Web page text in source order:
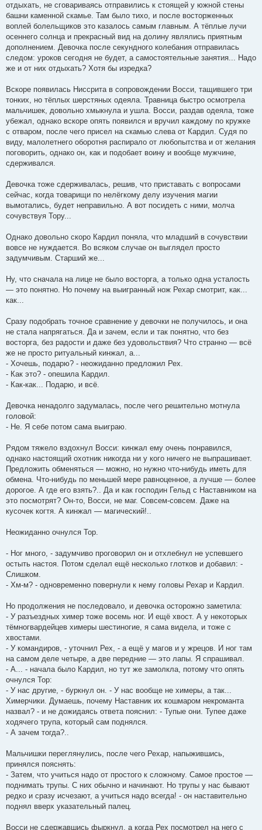
отдыхать, не сговариваясь отправились к стоящей у южной стены
башни каменной скамье. Там было тихо, и после восторженных
воплей болельщиков это казалось самым главным. А тёплые лучи
осеннего солнца и прекрасный вид на долину являлись приятным
дополнением. Девочка после секундного колебания отправилась
следом: уроков сегодня не будет, а самостоятельные занятия... Надо
же и от них отдыхать? Хотя бы изредка?
Вскоре появилась Ниссрита в сопровождении Восси, тащившего три
тонких, но тёплых шерстяных одеяла. Травница быстро осмотрела
мальчишек, довольно хмыкнула и ушла. Восси, раздав одеяла, тоже
убежал, однако вскоре опять появился и вручил каждому по кружке
с отваром, после чего присел на скамью слева от Кардил. Судя по
виду, малолетнего оборотня распирало от любопытства и от желания
поговорить, однако он, как и подобает воину и вообще мужчине,
сдерживался.
Девочка тоже сдерживалась, решив, что приставать с вопросами
сейчас, когда товарищи по нелёгкому делу изучения магии
вымотались, будет неправильно. А вот посидеть с ними, молча
сочувствуя Тору...
Однако довольно скоро Кардил поняла, что младший в сочувствии
вовсе не нуждается. Во всяком случае он выглядел просто
задумчивым. Старший же...
Ну, что сначала на лице не было восторга, а только одна усталость
— это понятно. Но почему на выигранный нож Рехар смотрит, как...
как...
Сразу подобрать точное сравнение у девочки не получилось, и она
не стала напрягаться. Да и зачем, если и так понятно, что без
восторга, без радости и даже без удовольствия? Что странно — всё
же не просто ритуальный кинжал, а...
- Хочешь, подарю? - неожиданно предложил Рех.
- Как это? - опешила Кардил.
- Как-как... Подарю, и всё.
Девочка ненадолго задумалась, после чего решительно мотнула
головой:
- Не. Я себе потом сама выиграю.
Рядом тяжело вздохнул Восси: кинжал ему очень понравился,
однако настоящий охотник никогда ни у кого ничего не выпрашивает.
Предложить обменяться — можно, но нужно что-нибудь иметь для
обмена. Что-нибудь по меньшей мере равноценное, а лучше — более
дорогое. А где его взять?.. Да и как господин Гельд с Наставником на
это посмотрят? Он-то, Восси, не маг. Совсем-совсем. Даже на
кусочек когтя. А кинжал — магический!..
Неожиданно очнулся Тор.
- Ног много, - задумчиво проговорил он и отхлебнул не успевшего
остыть настоя. Потом сделал ещё несколько глотков и добавил: -
Слишком.
- Хм-м? - одновременно повернули к нему головы Рехар и Кардил.
Но продолжения не последовало, и девочка осторожно заметила:
- У разъездных химер тоже восемь ног. И ещё хвост. А у некоторых
тёмногвардейцев химеры шестиногие, я сама видела, и тоже с
хвостами.
- У командиров, - уточнил Рех, - а ещё у магов и у жрецов. И ног там
на самом деле четыре, а две передние — это лапы. Я спрашивал.
- А... - начала было Кардил, но тут же замолкла, потому что опять
очнулся Тор:
- У нас другие, - буркнул он. - У нас вообще не химеры, а так...
Химерчики. Думаешь, почему Наставник их кошмаром некроманта
назвал? - и не дожидаясь ответа пояснил: - Тупые они. Тупее даже
ходячего трупа, который сам поднялся.
- А зачем тогда?..
Мальчишки переглянулись, после чего Рехар, напыжившись,
принялся пояснять:
- Затем, что учиться надо от простого к сложному. Самое простое —
поднимать трупы. С них обычно и начинают. Но трупы у нас бывают
редко и сразу исчезают, а учиться надо всегда! - он наставительно
поднял вверх указательный палец.
Восси не сдержавшись фыркнул, а когда Рех посмотрел на него с